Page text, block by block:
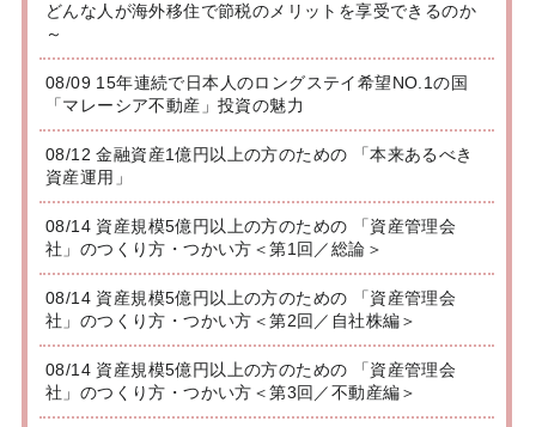
どんな人が海外移住で節税のメリットを享受できるのか
～
08/09 15年連続で日本人のロングステイ希望NO.1の国
「マレーシア不動産」投資の魅力
08/12 金融資産1億円以上の方のための 「本来あるべき
資産運用」
08/14 資産規模5億円以上の方のための 「資産管理会
社」のつくり方・つかい方＜第1回／総論＞
08/14 資産規模5億円以上の方のための 「資産管理会
社」のつくり方・つかい方＜第2回／自社株編＞
08/14 資産規模5億円以上の方のための 「資産管理会
社」のつくり方・つかい方＜第3回／不動産編＞